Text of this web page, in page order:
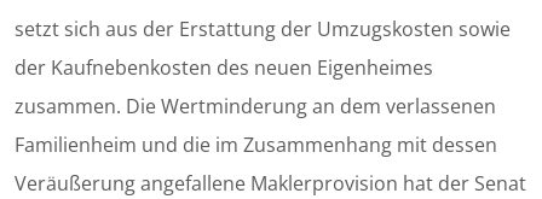
setzt sich aus der Erstattung der Umzugskosten sowie
der Kaufnebenkosten des neuen Eigenheimes
zusammen. Die Wertminderung an dem verlassenen
Familienheim und die im Zusammenhang mit dessen
Veräußerung angefallene Maklerprovision hat der Senat